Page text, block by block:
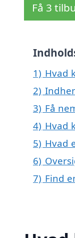
Få 3
1) Hvad
2)
3) Få
4) Hvad
5) Hvad
6)
7) Find